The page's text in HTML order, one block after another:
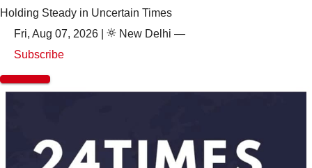
Holding Steady in Uncertain Times
Fri, Aug 07, 2026
New Delhi —
Subscribe